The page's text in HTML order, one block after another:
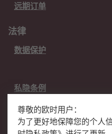
远期订单
法律
数据保护
私隐条例
关于欧时
尊敬的欧时用户：
为了更好地保障您的个人